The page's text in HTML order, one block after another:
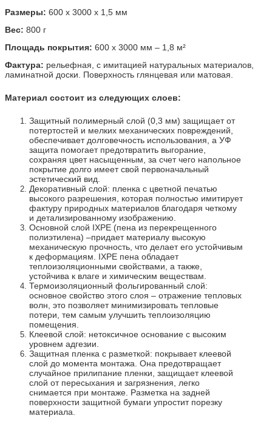
Размеры: 600 х 3000 х 1,5 мм
Вес: 800 г
Площадь покрытия: 600 х 3000 мм – 1,8 м²
Фактура: рельефная, с имитацией натуральных материалов,
ламинатной доски. Поверхность глянцевая или матовая.
Материал состоит из следующих слоев:
Защитный полимерный слой (0,3 мм) защищает от
потертостей и мелких механических повреждений,
обеспечивает долговечность использования, а УФ
защита помогает предотвратить выгорание,
сохраняя цвет насыщенным, за счет чего напольное
покрытие долго имеет свой первоначальный
эстетический вид.
Декоративный слой: пленка с цветной печатью
высокого разрешения, которая полностью имитирует
фактуру природных материалов благодаря четкому
и детализированному изображению.
Основной слой IXPE (пена из перекрещенного
полиэтилена) –придает материалу высокую
механическую прочность, что делает его устойчивым
к деформациям. IXPE пена обладает
теплоизоляционными свойствами, а также,
устойчива к влаге и химическим веществам.
Термоизоляционный фольгированный слой:
основное свойство этого слоя – отражение тепловых
волн, это позволяет минимизировать тепловые
потери, тем самым улучшить теплоизоляцию
помещения.
Клеевой слой: нетоксичное основание с высоким
уровнем адгезии.
Защитная пленка с разметкой: покрывает клеевой
слой до момента монтажа. Она предотвращает
случайное прилипание пленки, защищает клеевой
слой от пересыхания и загрязнения, легко
снимается при монтаже. Разметка на задней
поверхности защитной бумаги упростит порезку
материала.